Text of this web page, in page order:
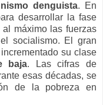
denguista. En
desarrollar la fase
máximo las fuerzas
socialismo. El gran
su clase
baja. Las cifras de
esas décadas, se
de la pobreza en